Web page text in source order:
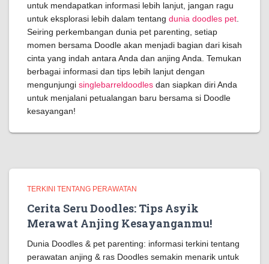
untuk mendapatkan informasi lebih lanjut, jangan ragu
untuk eksplorasi lebih dalam tentang dunia doodles pet
Seiring perkembangan dunia pet parenting, setiap
momen bersama Doodle akan menjadi bagian dari kisah
cinta yang indah antara Anda dan anjing Anda. Temukan
berbagai informasi dan tips lebih lanjut dengan
mengunjungi singlebarreldoodles dan siapkan diri Anda
untuk menjalani petualangan baru bersama si Doodle
kesayangan!
TERKINI TENTANG PERAWATAN
Cerita Seru Doodles: Tips Asyik
Merawat Anjing Kesayanganmu!
Dunia Doodles & pet parenting: informasi terkini tentang
perawatan anjing & ras Doodles semakin menarik untuk